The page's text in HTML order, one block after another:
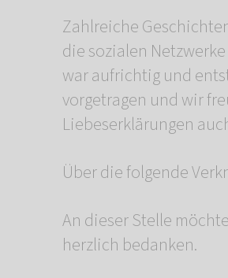
Zahlreiche
die sozialen
war aufrichtig und
vorgetragen und wir
Liebeserklärungen
Über die folgende
An dieser Stelle
herzlich bedanken.